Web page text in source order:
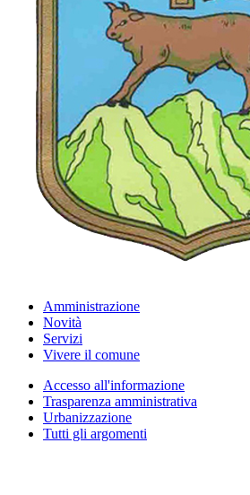
Amministrazione
Novità
Servizi
Vivere il comune
Accesso all'informazione
Trasparenza amministrativa
Urbanizzazione
Tutti gli argomenti